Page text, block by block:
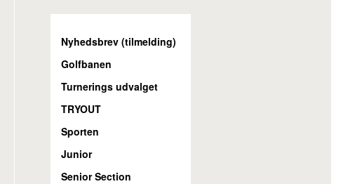
Nyhedsbrev (tilmelding)
Golfbanen
Turnerings udvalget
TRYOUT
Sporten
Junior
Senior Section